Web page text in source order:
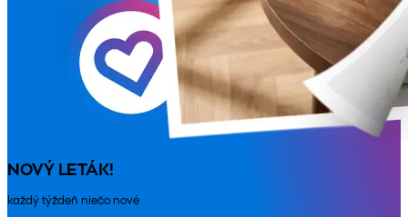
NOVÝ LETÁK!
každý týždeň niečo nové